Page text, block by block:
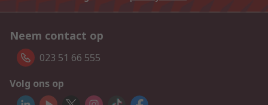
Neem contact op
023 51 66 555
Volg ons op